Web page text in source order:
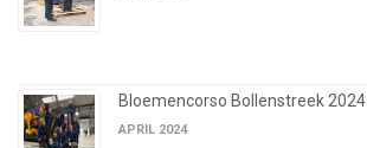
Bloemencorso Bollenstreek 2024
APRIL 2024